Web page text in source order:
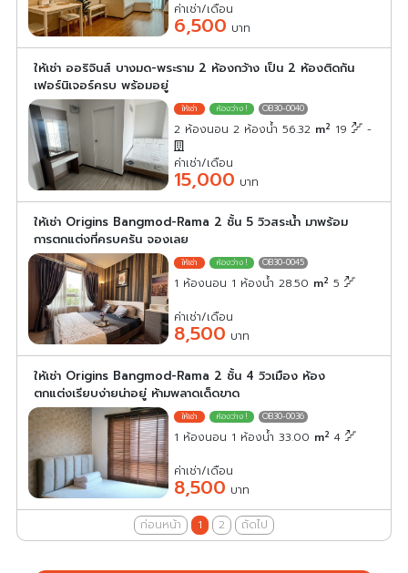
ค่าเช่า/เดือน
6,500 บาท
ให้เช่า ออริจินส์ บางมด-พระราม 2 ห้องกว้าง เป็น 2 ห้องติดกัน
เฟอร์นิเจอร์ครบ พร้อมอยู่
OB30-0040
2 ห้องนอน 2 ห้องน้ำ 56.32 m2 19 -
ค่าเช่า/เดือน
15,000 บาท
ให้เช่า Origins Bangmod-Rama 2 ชั้น 5 วิวสระน้ำ มาพร้อม
การตกแต่งที่ครบครัน จองเลย
OB30-0045
1 ห้องนอน 1 ห้องน้ำ 28.50 m2 5
ค่าเช่า/เดือน
8,500 บาท
ให้เช่า Origins Bangmod-Rama 2 ชั้น 4 วิวเมือง ห้อง
ตกแต่งเรียบง่ายน่าอยู่ ห้ามพลาดเด็ดขาด
OB30-0036
1 ห้องนอน 1 ห้องน้ำ 33.00 m2 4
ค่าเช่า/เดือน
8,500 บาท
ก่อนหน้า 1 2 ถัดไป